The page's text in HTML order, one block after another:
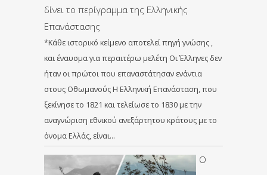
δίνει το περίγραμμα της Ελληνικής
Επανάστασης
*Κάθε ιστορικό κείμενο αποτελεί πηγή γνώσης ,
και έναυσμα για περαιτέρω μελέτη Οι Έλληνες δεν
ήταν οι πρώτοι που επαναστάτησαν ενάντια
στους Οθωμανούς Η Ελληνική Επανάσταση, που
ξεκίνησε το 1821 και τελείωσε το 1830 με την
αναγνώριση εθνικού ανεξάρτητου κράτους με το
όνομα Ελλάς, είναι…
Ο